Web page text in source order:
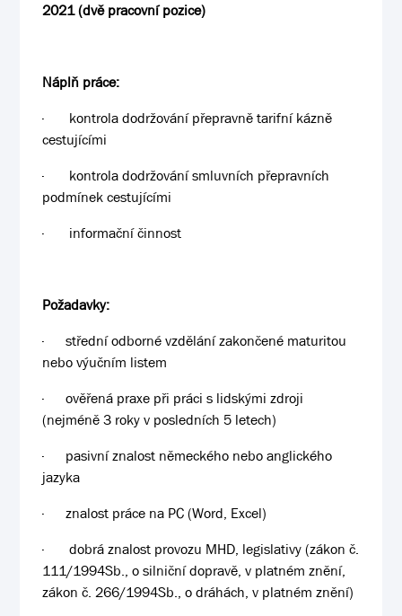
2021 (dvě pracovní pozice)
Náplň práce:
·
kontrola dodržování přepravně tarifní kázně
cestujícími
·
kontrola dodržování smluvních přepravních
podmínek cestujícími
·
informační činnost
Požadavky:
·
střední odborné vzdělání zakončené maturitou
nebo výučním listem
·
ověřená praxe při práci s lidskými zdroji
(nejméně 3 roky v posledních 5 letech)
·
pasivní znalost německého nebo anglického
jazyka
·
znalost práce na PC (Word, Excel)
·
dobrá znalost provozu MHD, legislativy (zákon č.
111/1994Sb., o silniční dopravě, v platném znění,
zákon č. 266/1994Sb., o dráhách, v platném znění)